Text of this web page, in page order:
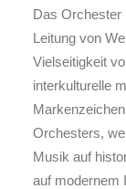
Das Orchester
Leitung von
Vielseitigkeit
interkulturelle
Orchesters,
Musik auf
auf modernem